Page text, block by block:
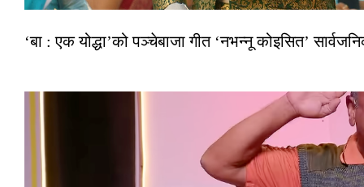
‘बा : एक योद्धा’को पञ्चेबाजा गीत ‘नभन्नू कोइसित’